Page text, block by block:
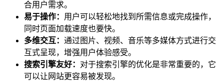
合用户需求。
易于操作： 用户可以轻松地找到所需信息或完成操作，
同时页面加载速度也要快。
多维交互： 通过图片、视频、音乐等多媒体方式进行交
互式呈现，增强用户体验感受。
搜索引擎友好： 对于搜索引擎的优化是非常重要的，它
可以让网站更容易被发现。